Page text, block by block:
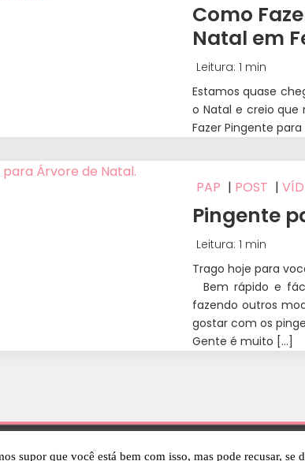
Como
Natal em
Leitura: 1 min
Estamos quase
o Natal e creio
Fazer Pingente
PAP | POST |
Pingente
Leitura: 1 min
Trago hoje para
Bem rápido e
fazendo outros
gostar com os
Gente é muito […]
Todos os direitos reservados - Ateliê D'Mary
supor que você está bem com isso, mas pode recusar, se